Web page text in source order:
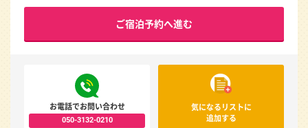
ご宿泊予約へ進む
お電話でお問い合わせ
050-3132-0210
気になるリストに
追加する